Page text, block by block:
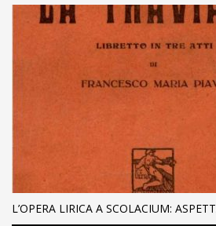
L’OPERA LIRICA A SCOLACIUM: